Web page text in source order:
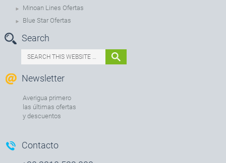
Minoan Lines Ofertas
Blue Star Ofertas
Search
Newsletter
Averigua primero
las últimas ofertas
y descuentos
Contacto